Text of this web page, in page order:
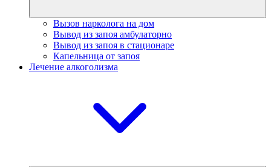
Вызов нарколога на дом
Вывод из запоя амбулаторно
Вывод из запоя в стационаре
Капельница от запоя
Лечение алкоголизма